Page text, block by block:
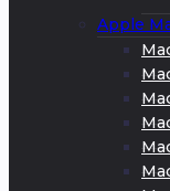
Apple